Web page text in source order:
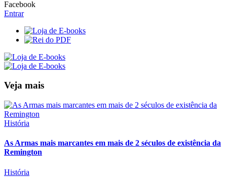
Facebook
Entrar
Veja mais
História
As Armas mais marcantes em mais de 2 séculos de existência da
Remington
História